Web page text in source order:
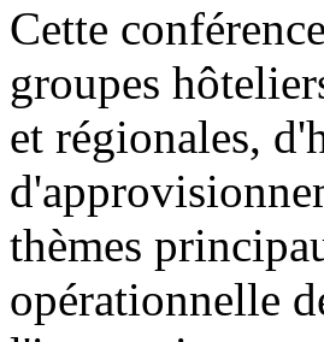
Cette
groupes
et régionales,
thèmes
opérationnelle